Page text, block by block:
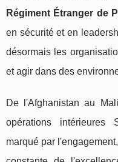
Régiment Étranger de
en sécurité et en
désormais les
et agir dans des
De l'Afghanistan au
opérations intérieures
marqué par